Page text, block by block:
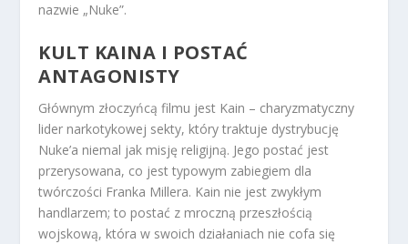
nazwie „Nuke”.
KULT KAINA I POSTAĆ
ANTAGONISTY
Głównym złoczyńcą filmu jest Kain – charyzmatyczny
lider narkotykowej sekty, który traktuje dystrybucję
Nuke’a niemal jak misję religijną. Jego postać jest
przerysowana, co jest typowym zabiegiem dla
twórczości Franka Millera. Kain nie jest zwykłym
handlarzem; to postać z mroczną przeszłością
wojskową, która w swoich działaniach nie cofa się